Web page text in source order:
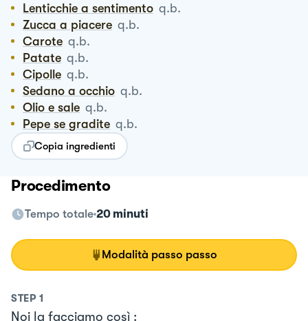
Lenticchie a sentimento q.b.
Zucca a piacere q.b.
Carote q.b.
Patate q.b.
Cipolle q.b.
Sedano a occhio q.b.
Olio e sale q.b.
Pepe se gradite q.b.
Copia ingredienti
Procedimento
Tempo totale 20 minuti
Modalità passo passo
STEP 1
Noi la facciamo così :